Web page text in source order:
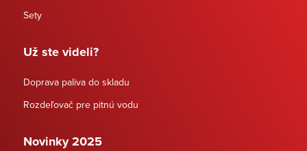
Sety
Už ste videli?
Doprava paliva do skladu
Rozdeľovač pre pitnú vodu
Novinky 2025